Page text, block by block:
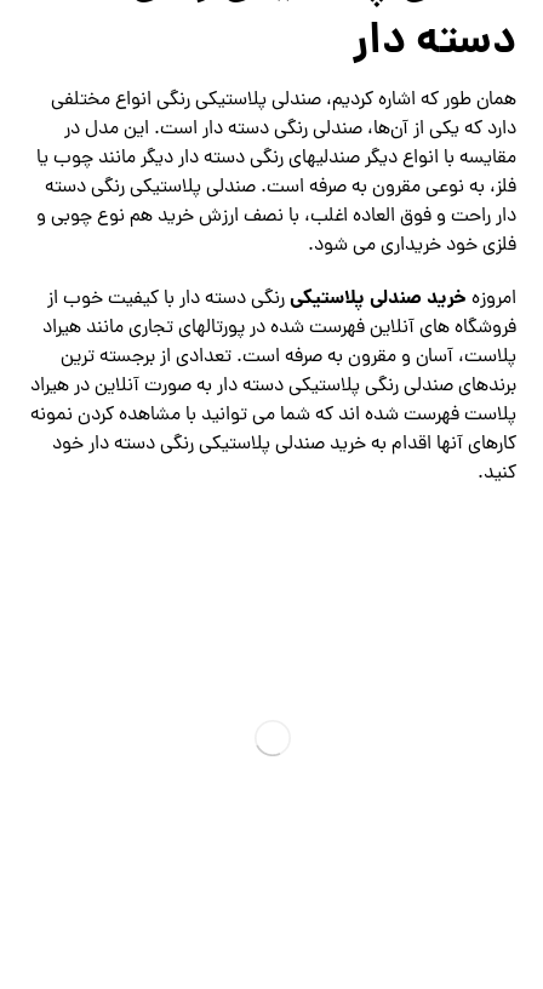
دسته دار
همان طور که اشاره کردیم، صندلی پلاستیکی رنگی انواع مختلفی
دارد که یکی از آن‌ها، صندلی رنگی دسته دار است. این مدل در
مقایسه با انواع دیگر صندلیهای رنگی دسته دار دیگر مانند چوب یا
فلز، به نوعی مقرون به صرفه است. صندلی پلاستیکی رنگی دسته
دار راحت و فوق العاده اغلب، با نصف ارزش خرید هم نوع چوبی و
فلزی خود خریداری می شود.
امروزه خرید صندلی پلاستیکیرنگی دسته دار با کیفیت خوب از
فروشگاه های آنلاین فهرست شده در پورتالهای تجاری مانند هیراد
پلاست، آسان و مقرون به صرفه است. تعدادی از برجسته ترین
برندهای صندلی رنگی پلاستیکی دسته دار به صورت آنلاین در هیراد
پلاست فهرست شده اند که شما می توانید با مشاهده کردن نمونه
کارهای آنها اقدام به خرید صندلی پلاستیکی رنگی دسته دار خود
کنید.